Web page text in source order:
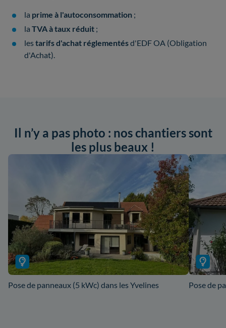
la prime à l'autoconsommation ;
la TVA à taux réduit ;
lestarifs d'achat réglementésd'EDF OA (Obligation
d'Achat).
Il n’y a pas photo : nos chantiers sont
les plus beaux !
Pose de panneaux (5 kWc) dans les Yvelines Pose de